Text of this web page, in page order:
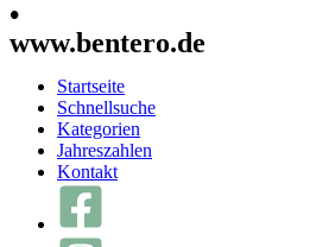
•
www.bentero.de
Startseite
Schnellsuche
Kategorien
Jahreszahlen
Kontakt